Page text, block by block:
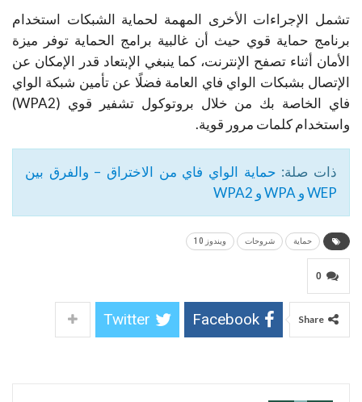
تشمل الإجراءات الأخرى المهمة لحماية الشبكات استخدام
برنامج حماية قوي حيث أن غالبية برامج الحماية توفر ميزة
الأمان أثناء تصفح الإنترنت، كما ينبغي الإبتعاد قدر الإمكان عن
الإتصال بشبكات الواي فاي العامة فضلًا عن تأمين شبكة الواي
فاي الخاصة بك من خلال بروتوكول تشفير قوي (WPA2)
واستخدام كلمات مرور قوية.
ذات صلة: حماية الواي فاي من الاختراق – والفرق بين
WEP و WPA و WPA2
حماية شروحات ويندوز 10
0
Share
Facebook
Twitter